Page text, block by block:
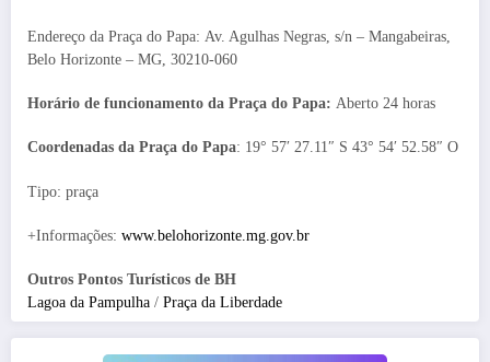
Endereço da Praça do Papa: Av. Agulhas Negras, s/n – Mangabeiras,
Belo Horizonte – MG, 30210-060
Horário de funcionamento da Praça do Papa: Aberto 24 horas
Coordenadas da Praça do Papa: 19° 57′ 27.11″ S 43° 54′ 52.58″ O
Tipo: praça
+Informações: www.belohorizonte.mg.gov.br
Outros Pontos Turísticos de BH
Lagoa da Pampulha / Praça da Liberdade